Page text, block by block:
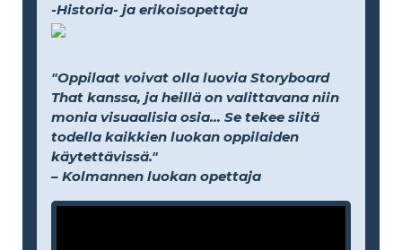
-Historia- ja erikoisopettaja
"Oppilaat voivat olla luovia Storyboard
That kanssa, ja heillä on valittavana niin
monia visuaalisia osia... Se tekee siitä
todella kaikkien luokan oppilaiden
käytettävissä."
– Kolmannen luokan opettaja